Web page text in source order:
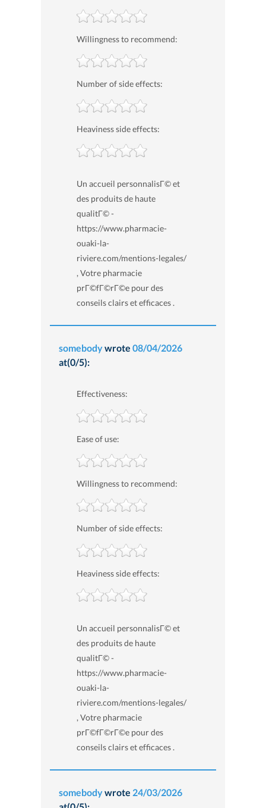
Willingness to recommend:
Number of side effects:
Heaviness side effects:
Un accueil personnalisГ© et
des produits de haute
qualitГ© -
https://www.pharmacie-
ouaki-la-
riviere.com/mentions-legales/
, Votre pharmacie
prГ©fГ©rГ©e pour des
conseils clairs et efficaces .
somebodywrote 08/04/2026
at(0/5):
Effectiveness:
Ease of use:
Willingness to recommend:
Number of side effects:
Heaviness side effects:
Un accueil personnalisГ© et
des produits de haute
qualitГ© -
https://www.pharmacie-
ouaki-la-
riviere.com/mentions-legales/
, Votre pharmacie
prГ©fГ©rГ©e pour des
conseils clairs et efficaces .
somebodywrote 24/03/2026